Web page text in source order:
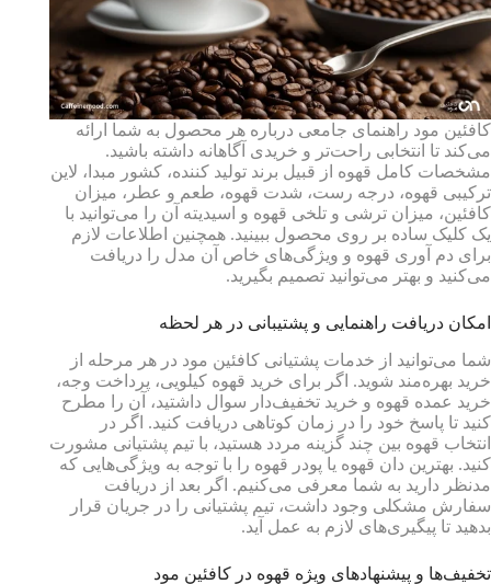
کافئین مود راهنمای جامعی درباره هر محصول به شما ارائه
می‌کند تا انتخابی راحت‌تر و خریدی آگاهانه داشته باشید.
مشخصات کامل قهوه از قبیل برند تولید کننده، کشور مبدا، لاین
ترکیبی قهوه، درجه رست، شدت قهوه، طعم و عطر، میزان
کافئین، میزان ترشی و تلخی قهوه و اسیدیته آن را می‌توانید با
یک کلیک ساده بر روی محصول ببینید. همچنین اطلاعات لازم
برای دم آوری قهوه و ویژگی‌های خاص آن مدل را دریافت
می‌کنید و بهتر می‌توانید تصمیم بگیرید.
امکان دریافت راهنمایی و پشتیبانی در هر لحظه
شما می‌توانید از خدمات پشتیانی کافئین مود در هر مرحله از
خرید بهره‌مند شوید. اگر برای خرید قهوه کیلویی، پرداخت وجه،
خرید عمده قهوه و خرید تخفیف‌دار سوال داشتید، آن را مطرح
کنید تا پاسخ خود را در زمان کوتاهی دریافت کنید. اگر در
انتخاب قهوه بین چند گزینه مردد هستید، با تیم پشتیانی مشورت
کنید. بهترین دان قهوه یا پودر قهوه را با توجه به ویژگی‌هایی که
مدنظر دارید به شما معرفی می‌کنیم. اگر بعد از دریافت
سفارش مشکلی وجود داشت، تیم پشتیانی را در جریان قرار
بدهید تا پیگیری‌های لازم به عمل آید.
تخفیف‌ها و پیشنهادهای ویژه قهوه در کافئین مود